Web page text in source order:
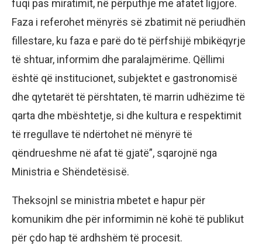
fuqi pas miratimit, në përputhje me afatet ligjore.
Faza i referohet mënyrës së zbatimit në periudhën
fillestare, ku faza e parë do të përfshijë mbikëqyrje
të shtuar, informim dhe paralajmërime. Qëllimi
është që institucionet, subjektet e gastronomisë
dhe qytetarët të përshtaten, të marrin udhëzime të
qarta dhe mbështetje, si dhe kultura e respektimit
të rregullave të ndërtohet në mënyrë të
qëndrueshme në afat të gjatë”, sqarojnë nga
Ministria e Shëndetësisë.
Theksojnl se ministria mbetet e hapur për
komunikim dhe për informimin në kohë të publikut
për çdo hap të ardhshëm të procesit.